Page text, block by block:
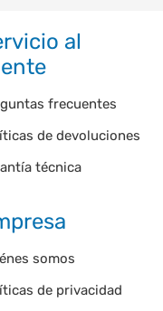
al
frecuentes
de devoluciones
técnica
somos
de privacidad